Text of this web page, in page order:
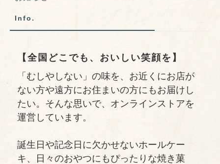
Info.
【全国どこでも、おいしい笑顔を】
「むしやしない」の味を、お近くにお店が
ない方や遠方にお住まいの方にもお届けし
たい。そんな思いで、オンラインストアを
運営しています。
誕生日や記念日に欠かせないホールケー
キ、日々のおやつにもぴったりな焼き菓